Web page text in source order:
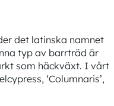
det latinska namnet
typ av barrträd är
som häckväxt. I vårt
‘Columnaris’,